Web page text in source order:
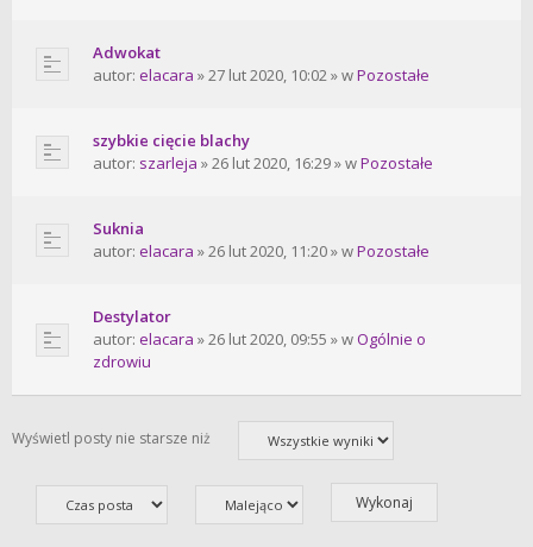
Adwokat
autor: elacara » 27 lut 2020, 10:02 » wPozostałe
szybkie cięcie blachy
autor: szarleja » 26 lut 2020, 16:29 » wPozostałe
Suknia
autor: elacara » 26 lut 2020, 11:20 » wPozostałe
Destylator
autor: elacara » 26 lut 2020, 09:55 » wOgólnie o
zdrowiu
Wyświetl posty nie starsze niż